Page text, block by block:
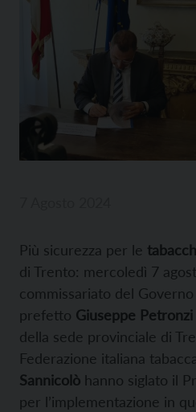
Più sicurezza per le
di Trento: mercoledì 7
commissariato del
prefetto Giuseppe Petronzi
della sede provinciale di
Federazione italiana
Sannicolò hanno siglato il
per l’implementazione in